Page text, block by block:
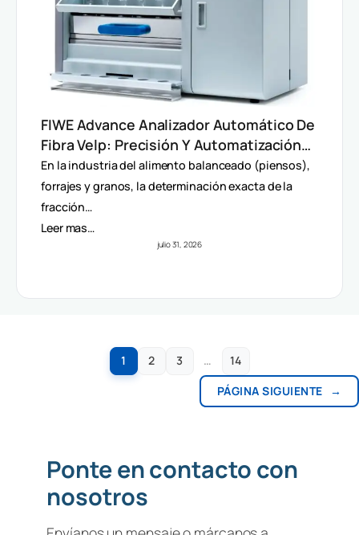
FIWE Advance Analizador Automático De
Fibra Velp: Precisión Y Automatización
En Método Van Soest
En la industria del alimento balanceado (piensos),
forrajes y granos, la determinación exacta de la
fracción…
Leer mas…
julio 31, 2026
1 2 3 …
14
PÁGINA SIGUIENTE
→
Ponte en contacto con
nosotros